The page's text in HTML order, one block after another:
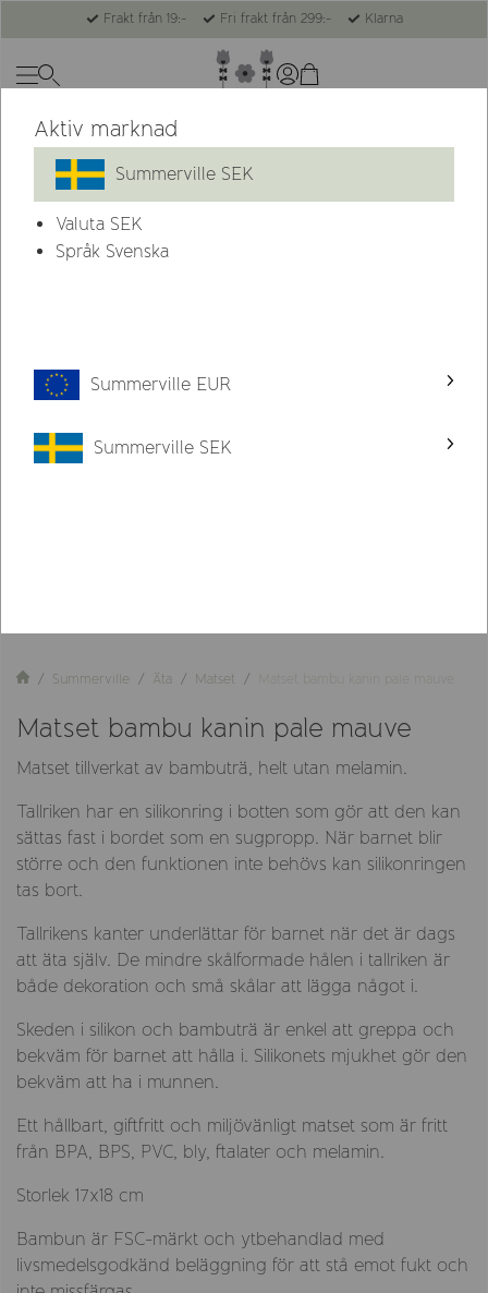
Frakt från 19:- Fri frakt från 299:- Klarna
-47% Sista chansen
Summerville Äta Matset Matset bambu kanin pale mauve
Matset bambu kanin pale mauve
Matset tillverkat av bambuträ, helt utan melamin.
Tallriken har en silikonring i botten som gör att den kan
sättas fast i bordet som en sugpropp. När barnet blir
större och den funktionen inte behövs kan silikonringen
tas bort.
Tallrikens kanter underlättar för barnet när det är dags
att äta själv. De mindre skålformade hålen i tallriken är
både dekoration och små skålar att lägga något i.
Skeden i silikon och bambuträ är enkel att greppa och
bekväm för barnet att hålla i. Silikonets mjukhet gör den
bekväm att ha i munnen.
Ett hållbart, giftfritt och miljövänligt matset som är fritt
från BPA, BPS, PVC, bly, ftalater och melamin.
Storlek 17x18 cm
Bambun är FSC-märkt och ytbehandlad med
livsmedelsgodkänd beläggning för att stå emot fukt och
Aktiv marknad
Summerville SEK
Valuta SEK
Språk Svenska
Summerville EUR
Summerville SEK